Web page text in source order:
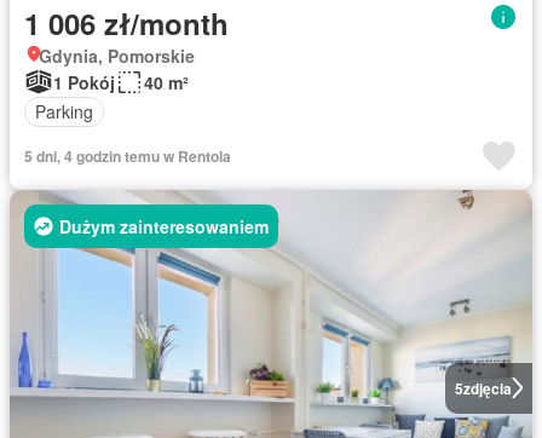
1 006 zł/month
Gdynia, Pomorskie
1 Pokój
40 m²
Parking
5 dni, 4 godzin temu w Rentola
5zdjęcia
Dużym zainteresowaniem